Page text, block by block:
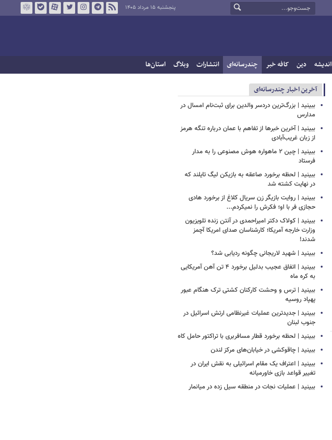
پنجشنبه ۱۵ مرداد ۱۴۰۵
اندیشه دین کافه خبر چندرسانه‌ای انتشارات وبلاگ استان‌ها
آخرین اخبار چندرسانه‌ای
ببینید | بزرگ‌ترین دردسر والدین برای ثبت‌نام امسال در
مدارس
ببینید | آخرین خبرها از تفاهم با عمان درباره تنگه هرمز
از زبان غریب‌آبادی
ببینید | چین ۲ ماهواره هوش مصنوعی را به مدار
فرستاد
ببینید | لحظه برخورد صاعقه به بازیکن لیگ تایلند که
در نهایت کشته شد
ببینید | روایت بازیگر زن سریال کلاغ از برخورد هادی
حجازی فر با او؛ فکرش را نمیکردم...
ببینید | کولاک دکتر امیراحمدی در آنتن زنده تلویزیون
وزارت خارجه آمریکا؛ کارشناسان صدای امریکا آچمز
شدند!
ببینید | شهید لاریجانی چگونه ردیابی شد؟
ببینید | اتفاق عجیب بدلیل برخورد ۴ تن آهن آمریکایی
به کره ماه
ببینید | ترس و وحشت کارکنان کشتی ترک هنگام عبور
پهپاد روسیه
ببینید | جدیدترین عملیات غیرنظامی ارتش اسرائیل در
جنوب لبنان
ببینید | لحظه برخورد قطار مسافربری با تراکتور حامل کاه
ببینید | چاقوکشی در خیابان‌های مرکز لندن
ببینید | اعتراف یک مقام اسرائیلی به نقش ایران در
تغییر قواعد بازی خاورمیانه
ببینید | عملیات نجات در منطقه سیل زده در میانمار